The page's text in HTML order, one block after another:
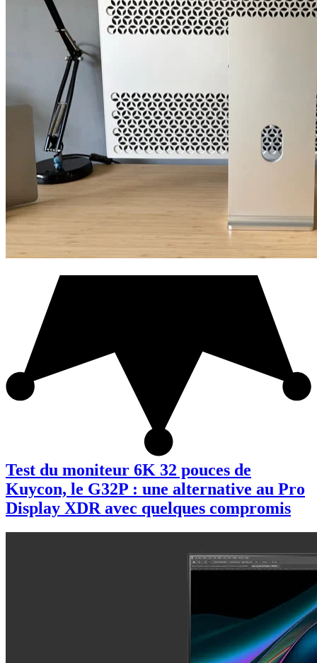
Test du moniteur 6K 32 pouces de
Kuycon, le G32P : une alternative au Pro
Display XDR avec quelques compromis